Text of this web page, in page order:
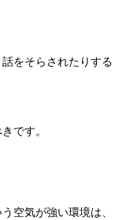
をそらされたりする
です。
空気が強い環境は、